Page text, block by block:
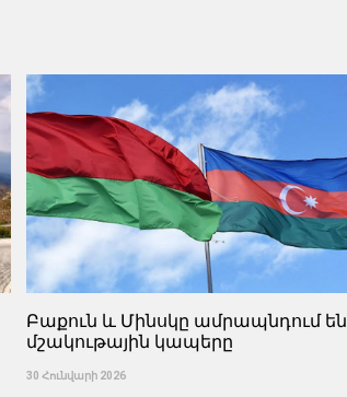
Բաքուն և Մինսկը ամրապնդում են
մշակութային կապերը
30 Հունվարի 2026